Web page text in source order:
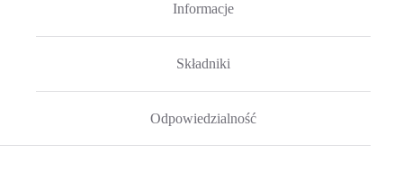
Informacje
Składniki
Odpowiedzialność